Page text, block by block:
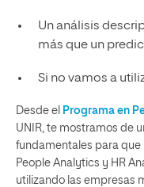
Un análisis
más que un
Si no vamos a
Desde el Programa en
UNIR, te mostramos de
fundamentales para
People Analytics y HR
utilizando las empresas